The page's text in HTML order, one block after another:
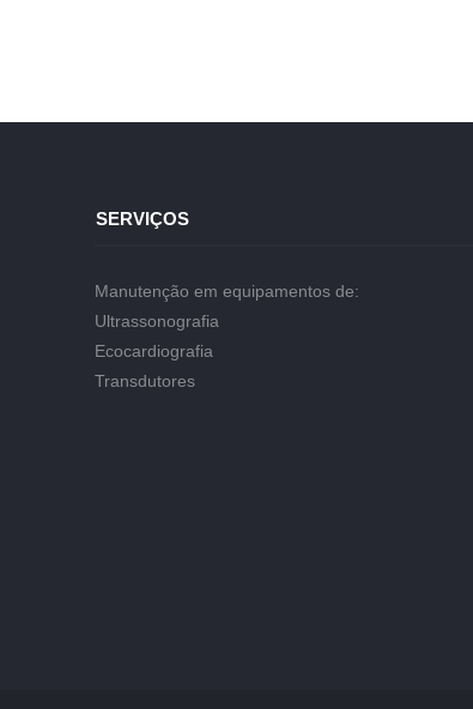
SERVIÇOS
Manutenção em equipamentos de:
Ultrassonografia
Ecocardiografia
Transdutores